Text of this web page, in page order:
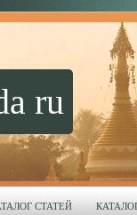
ru
СТАТЕЙ